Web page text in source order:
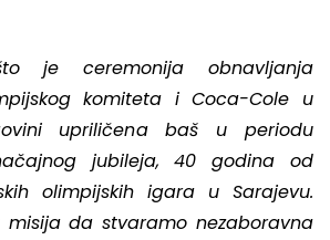
je ceremonija obnavljanja
komiteta i Coca-Cole u
upriličena baš u periodu
jubileja, 40 godina od
olimpijskih igara u Sarajevu.
misija da stvaramo nezaboravna